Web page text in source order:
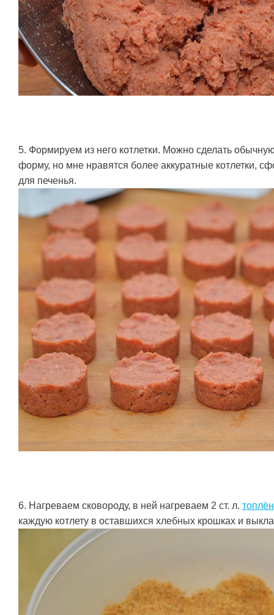
5. Формируем из него котлетки. Можно сделать
форму, но мне нравятся более аккуратные котлетки,
для печенья.
6. Нагреваем сковороду, в ней нагреваем 2 ст. л.
каждую котлету в оставшихся хлебных крошках и